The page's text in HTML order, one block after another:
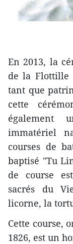
En 2013, la
de la Flottille
tant que
cette
également
immatériel
courses de
baptisé "Tu
de course
sacrés du
licorne, la
Cette course,
1826, est un